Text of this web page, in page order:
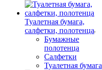
Туалетная бумага,
салфетки, полотенца
Бумажные
полотенца
Салфетки
Туалетная бумага